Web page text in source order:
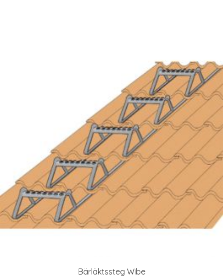
Bärläktssteg Wibe